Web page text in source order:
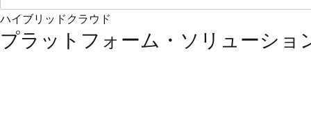
ハイブリッドクラウド
プラットフォーム・ソリューショ